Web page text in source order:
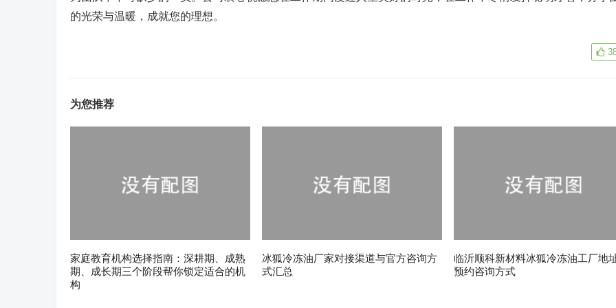
的光荣与温暖，成就您的理想。
为您推荐
家庭教育机构选择指南：深耕期、成熟
期、成长期三个阶段帮你锁定适合的机
构
冰狐冷冻油厂家对接渠道与官方咨询方
式汇总
临沂顺科新材料冰狐冷冻油工厂地
预约咨询方式